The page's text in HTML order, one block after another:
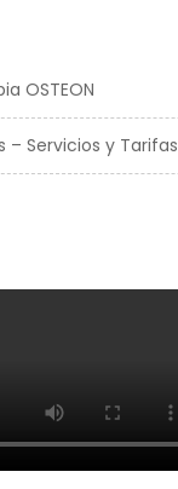
OSTEON
Servicios y Tarifas